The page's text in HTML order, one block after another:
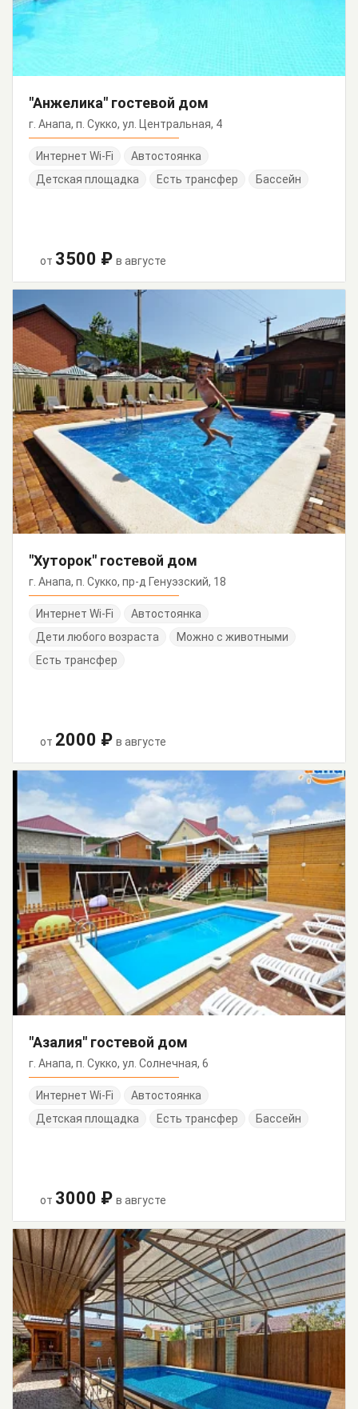
"Анжелика" гостевой дом
г. Анапа, п. Сукко, ул. Центральная, 4
Интернет Wi-Fi
Автостоянка
Детская площадка
Есть трансфер Бассейн
от 3500 ₽ в августе
"Хуторок" гостевой дом
г. Анапа, п. Сукко, пр-д Генуэзский, 18
Интернет Wi-Fi
Автостоянка
Дети любого возраста
Можно с животными
Есть трансфер
от 2000 ₽ в августе
"Азалия" гостевой дом
г. Анапа, п. Сукко, ул. Солнечная, 6
Интернет Wi-Fi
Автостоянка
Детская площадка
Есть трансфер Бассейн
от 3000 ₽ в августе